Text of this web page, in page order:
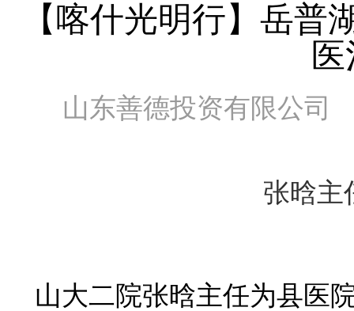
【喀什光明行】岳普
山东善德投资有限公司
张晗主
山大二院张晗主任为县医